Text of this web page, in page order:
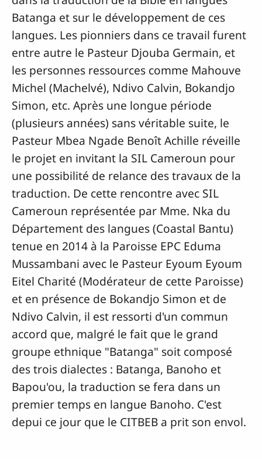
Batanga et sur le développement de ces
langues. Les pionniers dans ce travail furent
entre autre le Pasteur Djouba Germain, et
les personnes ressources comme Mahouve
Michel (Machelvé), Ndivo Calvin, Bokandjo
Simon, etc. Après une longue période
(plusieurs années) sans véritable suite, le
Pasteur Mbea Ngade Benoît Achille réveille
le projet en invitant la SIL Cameroun pour
une possibilité de relance des travaux de la
traduction. De cette rencontre avec SIL
Cameroun représentée par Mme. Nka du
Département des langues (Coastal Bantu)
tenue en 2014 à la Paroisse EPC Eduma
Mussambani avec le Pasteur Eyoum Eyoum
Eitel Charité (Modérateur de cette Paroisse)
et en présence de Bokandjo Simon et de
Ndivo Calvin, il est ressorti d'un commun
accord que, malgré le fait que le grand
groupe ethnique "Batanga" soit composé
des trois dialectes : Batanga, Banoho et
Bapou'ou, la traduction se fera dans un
premier temps en langue Banoho. C'est
depui ce jour que le CITBEB a prit son envol.